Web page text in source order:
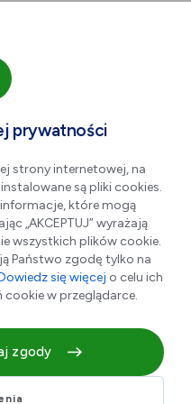
i
prywatności
strony internetowej, na
są pliki cookies.
które mogą
„AKCEPTUJ” wyrażają
wszystkich plików cookie.
Państwo zgodę tylko na
się więcej o celu ich
cookie w przeglądarce.
zgody